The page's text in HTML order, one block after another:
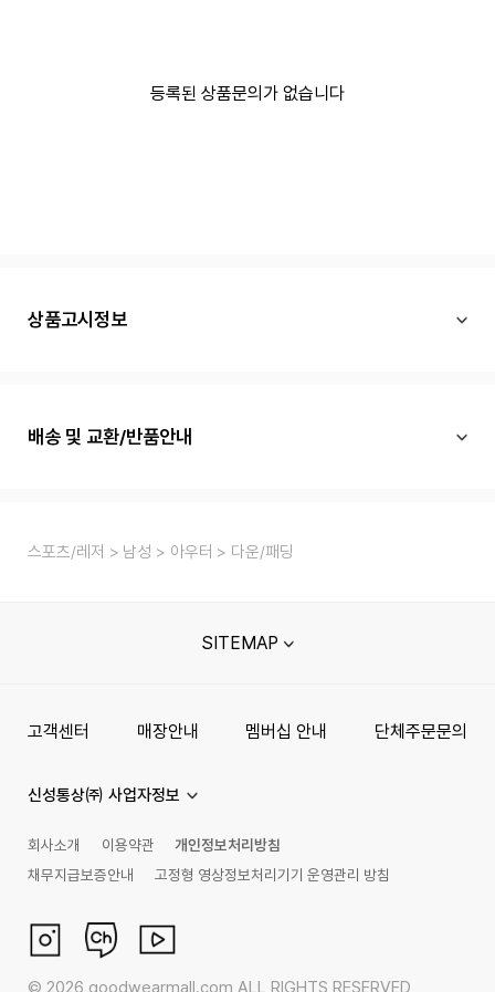
등록된 상품문의가 없습니다
상품고시정보
배송 및 교환/반품안내
스포츠/레저 남성 아우터 다운/패딩
SITEMAP
고객센터 매장안내 멤버십 안내 단체주문문의
신성통상㈜ 사업자정보
회사소개 이용약관
개인정보처리방침
채무지급보증안내
고정형 영상정보처리기기 운영관리 방침